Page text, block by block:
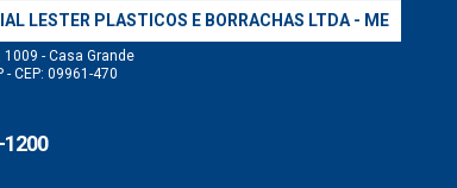
LESTER PLASTICOS E BORRACHAS LTDA - ME
1009 - Casa Grande
- CEP: 09961-470